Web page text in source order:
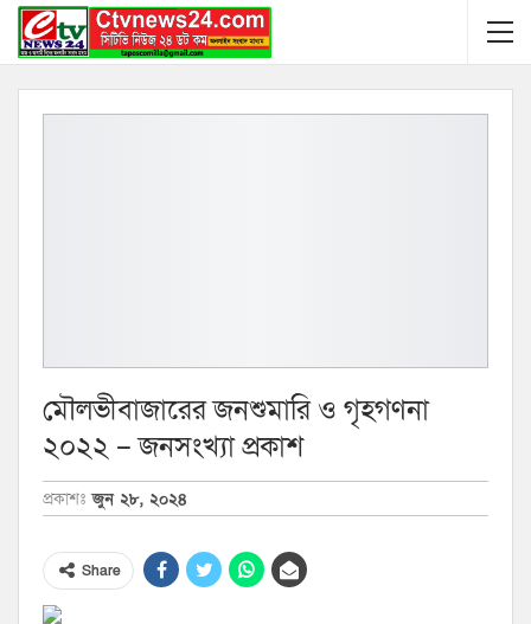
মৌলভীবাজারের জনশুমারি ও ‍গৃহগণনা
২০২২ – জনসংখ্যা প্রকাশ
প্রকাশঃ জুন ২৮, ২০২৪
Share